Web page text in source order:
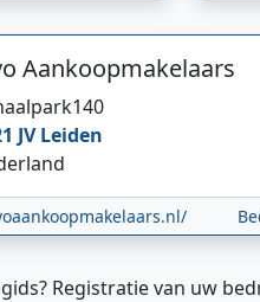
Aankoopmakelaars
140
JVLeiden
Registratie van uw